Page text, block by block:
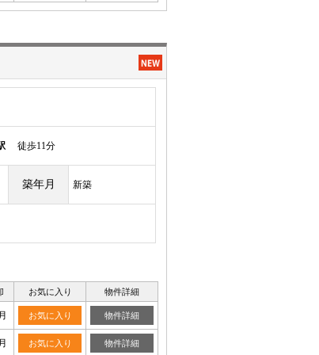
徒歩11分
築年月 新築
お気に入り 物件詳細
お気に入り 物件詳細
お気に入り 物件詳細